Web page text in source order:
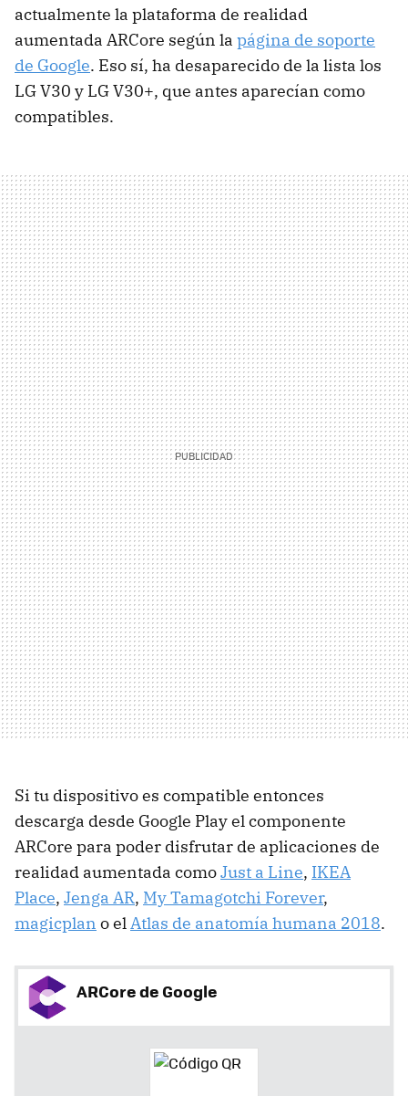
actualmente la plataforma de realidad
aumentada ARCore según la página de soporte
de Google. Eso sí, ha desaparecido de la lista los
LG V30 y LG V30+, que antes aparecían como
compatibles.
Si tu dispositivo es compatible entonces
descarga desde Google Play el componente
ARCore para poder disfrutar de aplicaciones de
realidad aumentada comoJust a Line, IKEA
Place, Jenga AR, My Tamagotchi Forever,
magicplan o elAtlas de anatomía humana 2018.
ARCore de Google